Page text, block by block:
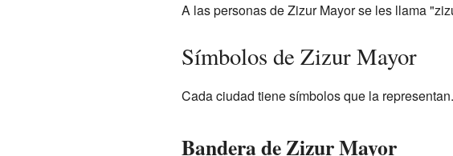
A las personas de Zizur Mayor se les llama
Símbolos de Zizur Mayor
Cada ciudad tiene símbolos que la representan.
Bandera de Zizur Mayor